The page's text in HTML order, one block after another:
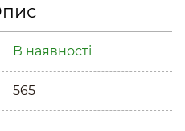
В наявності
565